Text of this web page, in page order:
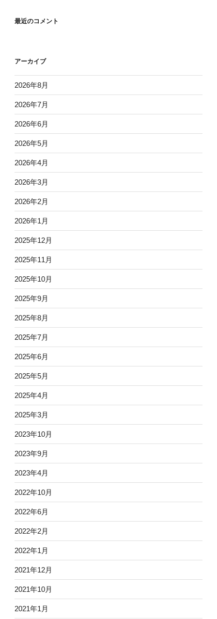
最近のコメント
アーカイブ
2026年8月
2026年7月
2026年6月
2026年5月
2026年4月
2026年3月
2026年2月
2026年1月
2025年12月
2025年11月
2025年10月
2025年9月
2025年8月
2025年7月
2025年6月
2025年5月
2025年4月
2025年3月
2023年10月
2023年9月
2023年4月
2022年10月
2022年6月
2022年2月
2022年1月
2021年12月
2021年10月
2021年1月